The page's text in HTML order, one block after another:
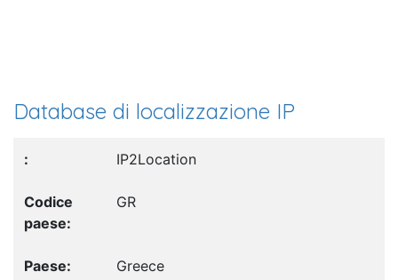
Database di localizzazione IP
IP2Location
GR
Greece